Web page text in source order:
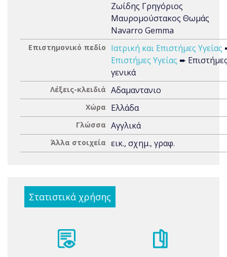
Ζωίδης Γρηγόριος
Μαυρομούστακος Θωμάς
Navarro Gemma
Επιστημονικό πεδίο Ιατρική και Επιστήμες Υγείας
Επιστήμες Υγείας ➨
γενικά
Λέξεις-κλειδιά Αδαμαντανιο
Χώρα Ελλάδα
Γλώσσα Αγγλικά
Άλλα στοιχεία εικ., σχημ., γραφ.
Στατιστικά χρήσης